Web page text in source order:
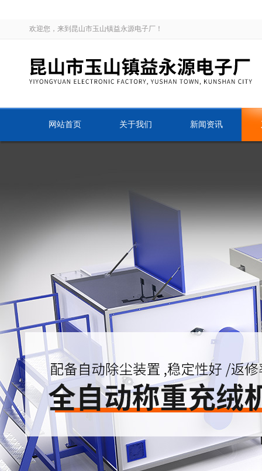
欢迎您，来到昆山市玉山镇益永源电子厂！
网站首页 关于我们 新闻资讯